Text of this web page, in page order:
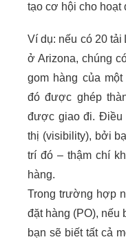
tạo cơ hội cho hoạt
Ví dụ: nếu có 20 tải
ở Arizona, chúng
gom hàng của
đó được ghép
được giao đi. Điều
thị (visibility), bởi
trí đó – thậm chí
hàng.
Trong trường hợp
đặt hàng (PO), nếu
bạn sẽ biết tất cả